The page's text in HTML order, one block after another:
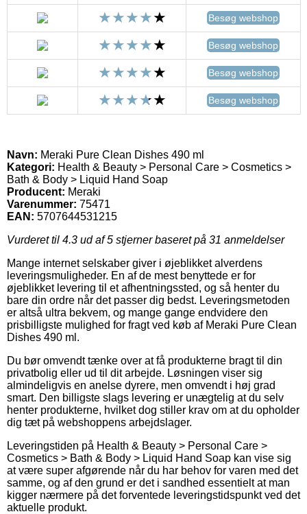
Besøg webshop
Besøg webshop
Besøg webshop
Besøg webshop
Navn: Meraki Pure Clean Dishes 490 ml
Kategori: Health & Beauty > Personal Care > Cosmetics >
Bath & Body > Liquid Hand Soap
Producent: Meraki
Varenummer: 75471
EAN: 5707644531215
Vurderet til 4.3 ud af 5 stjerner baseret på 31 anmeldelser
Mange internet selskaber giver i øjeblikket alverdens
leveringsmuligheder. En af de mest benyttede er for
øjeblikket levering til et afhentningssted, og så henter du
bare din ordre når det passer dig bedst. Leveringsmetoden
er altså ultra bekvem, og mange gange endvidere den
prisbilligste mulighed for fragt ved køb af Meraki Pure Clean
Dishes 490 ml.
Du bør omvendt tænke over at få produkterne bragt til din
privatbolig eller ud til dit arbejde. Løsningen viser sig
almindeligvis en anelse dyrere, men omvendt i høj grad
smart. Den billigste slags levering er unægtelig at du selv
henter produkterne, hvilket dog stiller krav om at du opholder
dig tæt på webshoppens arbejdslager.
Leveringstiden på Health & Beauty > Personal Care >
Cosmetics > Bath & Body > Liquid Hand Soap kan vise sig
at være super afgørende når du har behov for varen med det
samme, og af den grund er det i sandhed essentielt at man
kigger nærmere på det forventede leveringstidspunkt ved det
aktuelle produkt.